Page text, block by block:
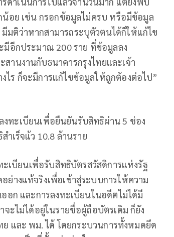
อย เช่น กรอกข้อมูลไม่ครบ หรือมีข้อมูล
มติว่าหากสามารถระบุตัวตนได้ก็ให้แก้ไข
มีอีกประมาณ 200 ราย ที่ข้อมูลลง
านงานกับธนาคารกรุงไทยและเจ้า
ร ก็จะมีการแก้ไขข้อมูลให้ถูกต้องต่อไป”
ทะเบียนเพื่อยืนยันรับสิทธิผ่าน 5 ช่อง
ำเร็จแ้ว 10.8 ล้านราย
ะเบียนเพื่อรับสิทธิบัตรสวัสดิการแห่งรัฐ
างแท้จริงเพื่อเข้าสู่ระบบการให้ความ
อก และการลงทะเบียนในอดีตไม่ได้มี
จะไม่ได้อยู่ในรายชื่อผู้ถือบัตรเดิม ก็ยัง
ย และ พม. ได้ โดยกระบวนการทั้งหมดยึด